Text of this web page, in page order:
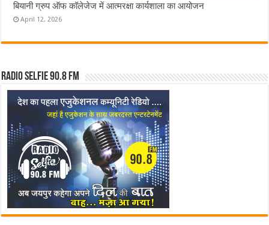
बियानी ग्रुप ऑफ कॉलेजेज में आत्मरक्षा कार्यशाला का आयोजन
April 12, 2026
Radio Selfie 90.8 FM